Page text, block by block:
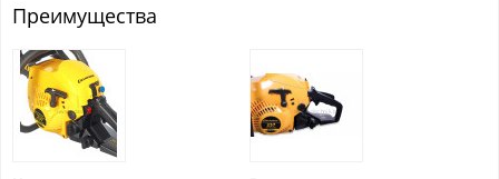
Преимущества